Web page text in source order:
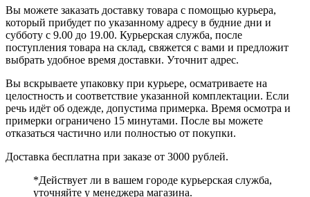
Вы можете заказать доставку товара с помощью курьера,
который прибудет по указанному адресу в будние дни и
субботу с 9.00 до 19.00. Курьерская служба, после
поступления товара на склад, свяжется с вами и предложит
выбрать удобное время доставки. Уточнит адрес.
Вы вскрываете упаковку при курьере, осматриваете на
целостность и соответствие указанной комплектации. Если
речь идёт об одежде, допустима примерка. Время осмотра и
примерки ограничено 15 минутами. После вы можете
отказаться частично или полностью от покупки.
Доставка бесплатна при заказе от 3000 рублей.
*Действует ли в вашем городе курьерская служба,
уточняйте у менеджера магазина.